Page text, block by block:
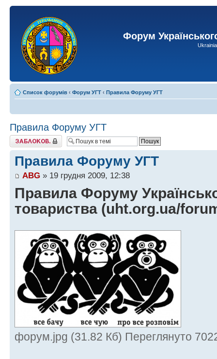
Форум
Список форумів ‹ Форум УГТ ‹ Правила Форуму УГТ
Правила Форуму УГТ
Тему закрито
Правила Форуму УГТ
ABG » 19 грудня 2009, 12:38
Правила Форуму
товариства (uht.org.ua/
форум.jpg (31.82 Кб) Переглянуто